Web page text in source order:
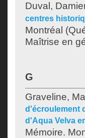
Duval,
centres
Montréal
Maîtrise en
G
Graveline,
d'écroulement
d'Aqua Velva
Mémoire.